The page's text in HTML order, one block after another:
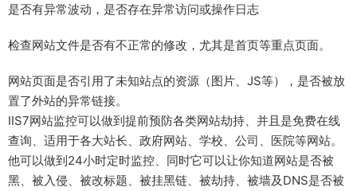
是否有异常波动，是否存在异常访问或操作日志
检查网站文件是否有不正常的修改，尤其是首页等重点页面。
网站页面是否引用了未知站点的资源（图片、JS等），是否被放
置了外站的异常链接。
IIS7网站监控可以做到提前预防各类网站劫持、并且是免费在线
查询、适用于各大站长、政府网站、学校、公司、医院等网站。
他可以做到24小时定时监控、同时它可以让你知道网站是否被
黑、被入侵、被改标题、被挂黑链、被劫持、被墙及DNS是否被